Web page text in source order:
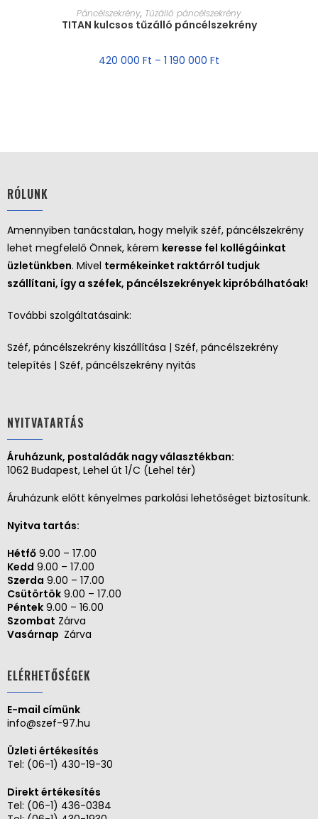
MÉRET VÁLASZTÁSA
Páncélszekrény, Tűzálló páncélszekrény
TITAN kulcsos tűzálló páncélszekrény
420 000 Ft – 1 190 000 Ft
RÓLUNK
Amennyiben tanácstalan, hogy melyik széf, páncélszekrény
lehet megfelelő Önnek, kérem keresse fel kollégáinkat
üzletünkben. Mivel termékeinket raktárról tudjuk
szállítani, így a széfek, páncélszekrények kipróbálhatóak!
További szolgáltatásaink:
Széf, páncélszekrény kiszállítása | Széf, páncélszekrény
telepítés | Széf, páncélszekrény nyitás
NYITVATARTÁS
Áruházunk, postaládák nagy választékban:
1062 Budapest, Lehel út 1/C (Lehel tér)
Áruházunk előtt kényelmes parkolási lehetőséget biztosítunk.
Nyitva tartás:
Hétfő 9.00 – 17.00
Kedd 9.00 – 17.00
Szerda 9.00 – 17.00
Csütörtök 9.00 – 17.00
Péntek 9.00 – 16.00
Szombat Zárva
Vasárnap Zárva
ELÉRHETŐSÉGEK
E-mail címünk
info@szef-97.hu
Üzleti értékesítés
Tel: (06-1) 430-19-30
Direkt értékesítés
Tel: (06-1) 436-0384